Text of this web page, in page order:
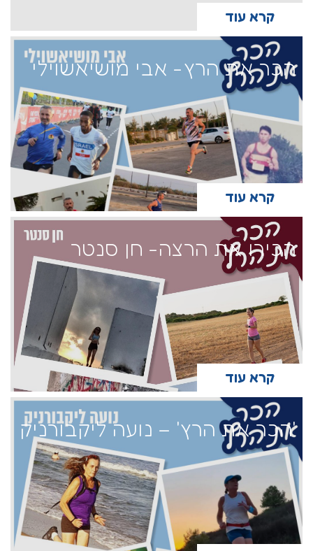
קרא עוד
הכר את הרץ- אבי מושיאשוילי
קרא עוד
הכירו את הרצה- חן סנטר
קרא עוד
'הכר את הרץ' – נועה ליקבורניק